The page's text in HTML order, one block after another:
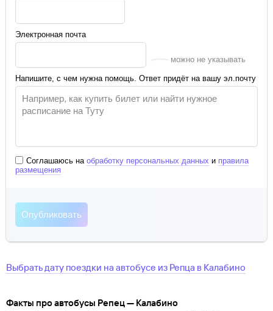
Электронная почта
можно не указывать
Напишите, с чем нужна помощь. Ответ придёт на вашу эл.почту
Соглашаюсь на обработку персональных данных и правила
размещения
Выбрать дату поездки на автобусе из Репца в Калабино
Факты про автобусы Репец — Калабино